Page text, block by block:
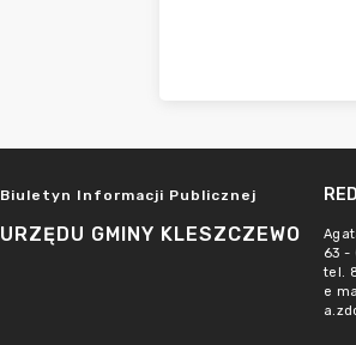
Biuletyn Informacji Publicznej
URZĘDU GMINY KLESZCZEWO
63 -
tel.
e